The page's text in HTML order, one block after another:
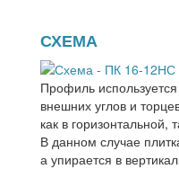
СХЕМА
Профиль
внешних углов и
как в горизонтальной,
В данном случае
а упирается в